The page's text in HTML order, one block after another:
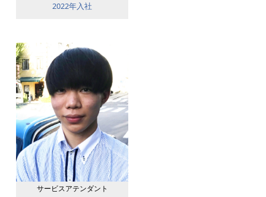
2022年入社
サービスアテンダント